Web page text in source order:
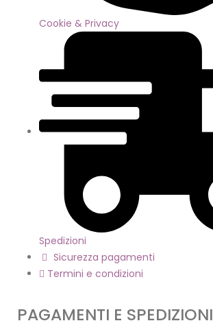
Cookie & Privacy
Spedizioni
Sicurezza pagamenti
Termini e condizioni
PAGAMENTI E SPEDIZIONI